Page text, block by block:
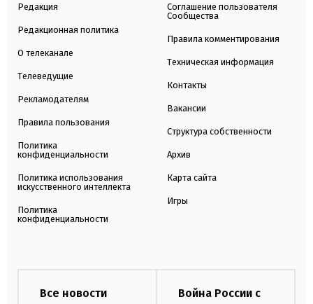
Редакция
Редакционная политика
О телеканале
Телеведущие
Рекламодателям
Правила пользования
Политика
конфиденциальности
Политика использования
искусственного интеллекта
Политика
конфиденциальности
Соглашение пользователя
Сообщества
Правила комментирования
Техническая информация
Контакты
Вакансии
Структура собственности
Архив
Карта сайта
Игры
Все новости
Война России с